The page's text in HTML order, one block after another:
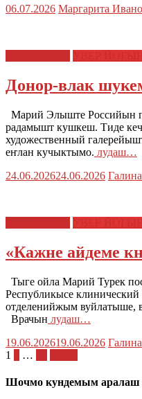
06.07.2026 Маргарита
Донор-влак
Марий Элыште Российын
радамышт кушкеш. Тиде
художественный
еҥлан кучыктымо. лудаш…
24.06.202624.06.2026
«Кажне айдеме
Тыге ойла Марий Турек
Республикысе
отделенийжым вуйлатыше,
Врачын лудаш…
19.06.202619.06.2026
Пагинация
записей
1 …
Шочмо кундемым аралаш